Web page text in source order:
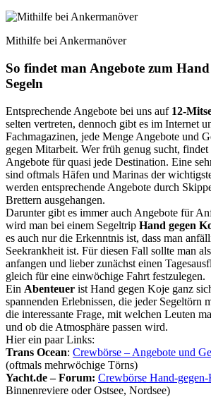
Mithilfe bei Ankermanöver
So findet man Angebote zum
Segeln
Entsprechende Angebote bei uns auf 12-
selten vertreten, dennoch gibt es im Internet
Fachmagazinen, jede Menge Angebote und
gegen Mitarbeit. Wer früh genug sucht,
Angebote für quasi jede Destination. Eine
sind oftmals Häfen und Marinas der
werden entsprechende Angebote durch
Brettern ausgehangen.
Darunter gibt es immer auch Angebote für
wird man bei einem Segeltrip Hand gegen
es auch nur die Erkenntnis ist, dass man
Seekrankheit ist. Für diesen Fall sollte man
anfangen und lieber zunächst einen
gleich für eine einwöchige Fahrt festzulegen.
Ein Abenteuer ist Hand gegen Koje ganz
spannenden Erlebnissen, die jeder Segeltörn
die interessante Frage, mit welchen Leuten
und ob die Atmosphäre passen wird.
Hier ein paar Links:
Trans Ocean: Crewbörse – Angebote und
(oftmals mehrwöchige Törns)
Yacht.de – Forum: Crewbörse Hand-
Binnenreviere oder Ostsee, Nordsee)